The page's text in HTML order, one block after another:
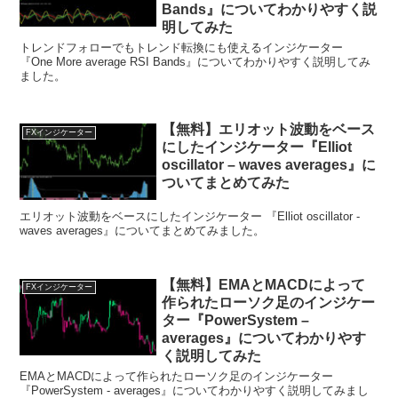
Bands』についてわかりやすく説
明してみた
トレンドフォローでもトレンド転換にも使えるインジケーター
『One More average RSI Bands』についてわかりやすく説明してみ
ました。
FXインジケーター
【無料】エリオット波動をベース
にしたインジケーター『Elliot
oscillator – waves averages』に
ついてまとめてみた
エリオット波動をベースにしたインジケーター 『Elliot oscillator -
waves averages』についてまとめてみました。
FXインジケーター
【無料】EMAとMACDによって
作られたローソク足のインジケー
ター『PowerSystem –
averages』についてわかりやす
く説明してみた
EMAとMACDによって作られたローソク足のインジケーター
『PowerSystem - averages』についてわかりやすく説明してみまし